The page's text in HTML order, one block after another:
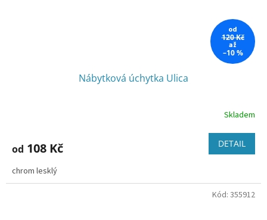
od
120 Kč
až
–10 %
Nábytková úchytka Ulica
Skladem
od 108 Kč DETAIL
chrom lesklý
Kód: 355912